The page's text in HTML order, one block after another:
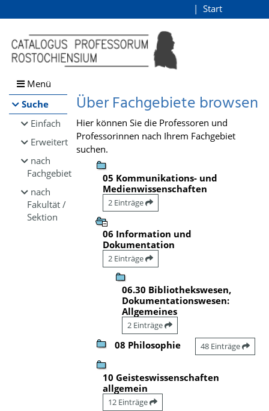
Browsen
direkt zum Inhalt
Start
Menü
Suche
Einfach
Erweitert
nach
Fachgebiet
nach
Fakultät /
Sektion
Über Fachgebiete browsen
Hier können Sie die Professoren und
Professorinnen nach Ihrem Fachgebiet
suchen.
05 Kommunikations- und
Medienwissenschaften
2 Einträge
06 Information und
Dokumentation
2 Einträge
06.30 Bibliothekswesen,
Dokumentationswesen:
Allgemeines
2 Einträge
08 Philosophie 48 Einträge
10 Geisteswissenschaften
allgemein
12 Einträge